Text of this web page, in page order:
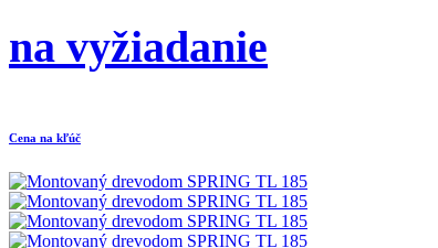
na vyžiadanie
Cena na kľúč